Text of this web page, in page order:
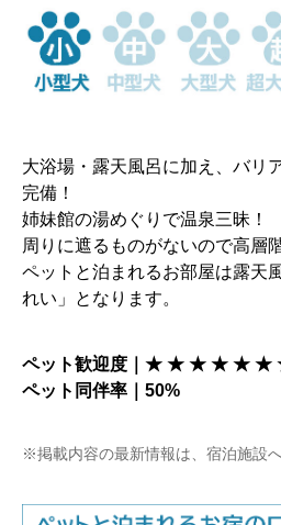
大浴場・露天風呂に加え、バリ
完備！
姉妹館の湯めぐりで温泉三昧！
周りに遮るものがないので高層
ペットと泊まれるお部屋は露天
れい」となります。
ペット歓迎度｜★ ★ ★ ★ ★
ペット同伴率｜50%
※掲載内容の最新情報は、宿泊施設